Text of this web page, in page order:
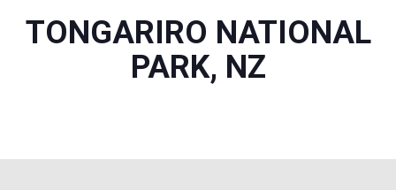
TONGARIRO NATIONAL
PARK, NZ